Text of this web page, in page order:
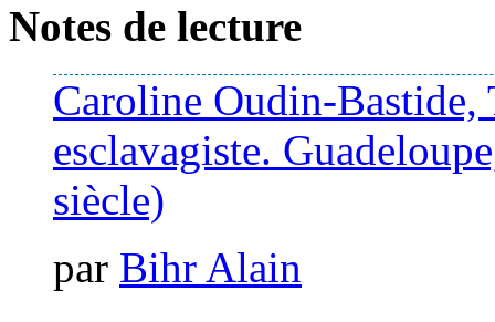
Notes de lecture
Caroline Oudin-Bastide,
esclavagiste.
siècle)
par Bihr Alain